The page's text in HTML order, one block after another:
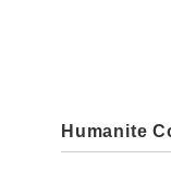
Humanite